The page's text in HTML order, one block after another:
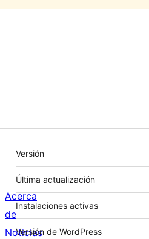
Meta
Versión
Última actualización
Instalaciones activas
Versión de WordPress
Acerca
de
Noticias